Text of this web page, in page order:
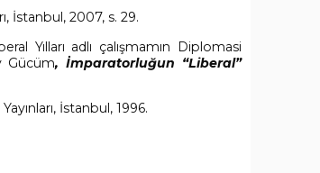
İstanbul, 2007, s. 29.
Yılları adlı çalışmamın Diplomasi
Gücüm, İmparatorluğun “Liberal”
İstanbul, 1996.